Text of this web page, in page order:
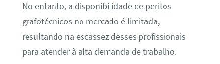
No entanto, a disponibilidade de peritos
grafotécnicos no mercado é limitada,
resultando na escassez desses profissionais
para atender à alta demanda de trabalho.